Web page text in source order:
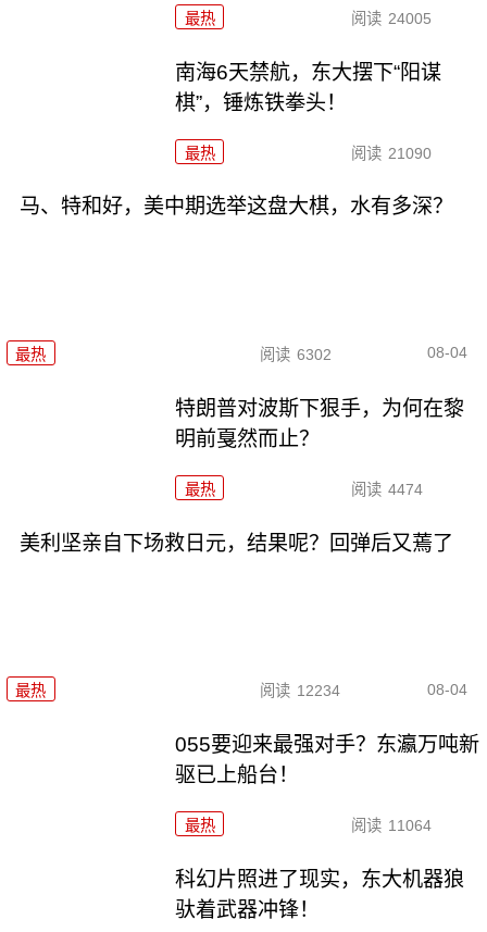
最热 阅读 24005
南海6天禁航，东大摆下“阳谋
棋”，锤炼铁拳头！
最热 阅读 21090
马、特和好，美中期选举这盘大棋，水有多深？
最热 阅读 6302 08-04
特朗普对波斯下狠手，为何在黎
明前戛然而止？
最热 阅读 4474
美利坚亲自下场救日元，结果呢？回弹后又蔫了
最热 阅读 12234 08-04
055要迎来最强对手？东瀛万吨新
驱已上船台！
最热 阅读 11064
科幻片照进了现实，东大机器狼
驮着武器冲锋！